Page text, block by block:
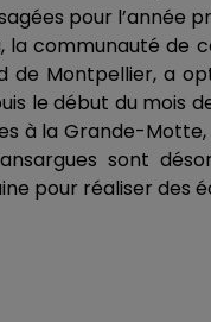
pour l’année
la communauté de
de Montpellier, a
le début du mois
à la Grande-
sont
pour réaliser des